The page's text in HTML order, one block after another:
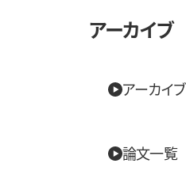
アーカイブ
アーカイブ
論文一覧